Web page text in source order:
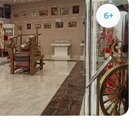
6+